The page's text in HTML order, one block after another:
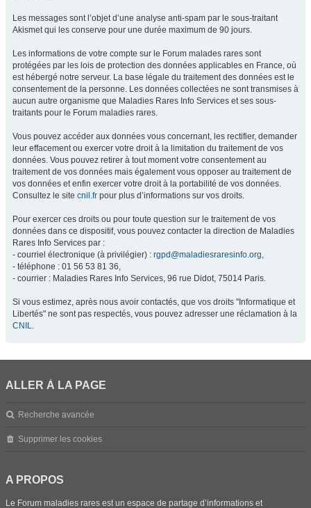
Les messages sont l’objet d’une analyse anti-spam par le sous-traitant
Akismet qui les conserve pour une durée maximum de 90 jours.
Les informations de votre compte sur le Forum malades rares sont
protégées par les lois de protection des données applicables en France, où
est hébergé notre serveur. La base légale du traitement des données est le
consentement de la personne. Les données collectées ne sont transmises à
aucun autre organisme que Maladies Rares Info Services et ses sous-
traitants pour le Forum maladies rares.
Vous pouvez accéder aux données vous concernant, les rectifier, demander
leur effacement ou exercer votre droit à la limitation du traitement de vos
données. Vous pouvez retirer à tout moment votre consentement au
traitement de vos données mais également vous opposer au traitement de
vos données et enfin exercer votre droit à la portabilité de vos données.
Consultez le site cnil.fr pour plus d’informations sur vos droits.
Pour exercer ces droits ou pour toute question sur le traitement de vos
données dans ce dispositif, vous pouvez contacter la direction de Maladies
Rares Info Services par :
- courriel électronique (à privilégier) : rgpd@maladiesraresinfo.org,
- téléphone : 01 56 53 81 36,
- courrier : Maladies Rares Info Services, 96 rue Didot, 75014 Paris.
Si vous estimez, après nous avoir contactés, que vos droits "Informatique et
Libertés" ne sont pas respectés, vous pouvez adresser une réclamation à la
CNIL.
ALLER À LA PAGE
Recherche avancée
Supprimer les cookies
A PROPOS
Le Forum maladies rares est un espace de partage d’informations et